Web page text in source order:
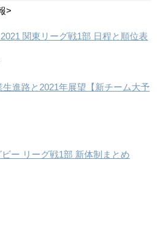
>
関東リーグ戦1部 日程と順位表
進路と2021年展望【新チーム大予
ビー リーグ戦1部 新体制まとめ